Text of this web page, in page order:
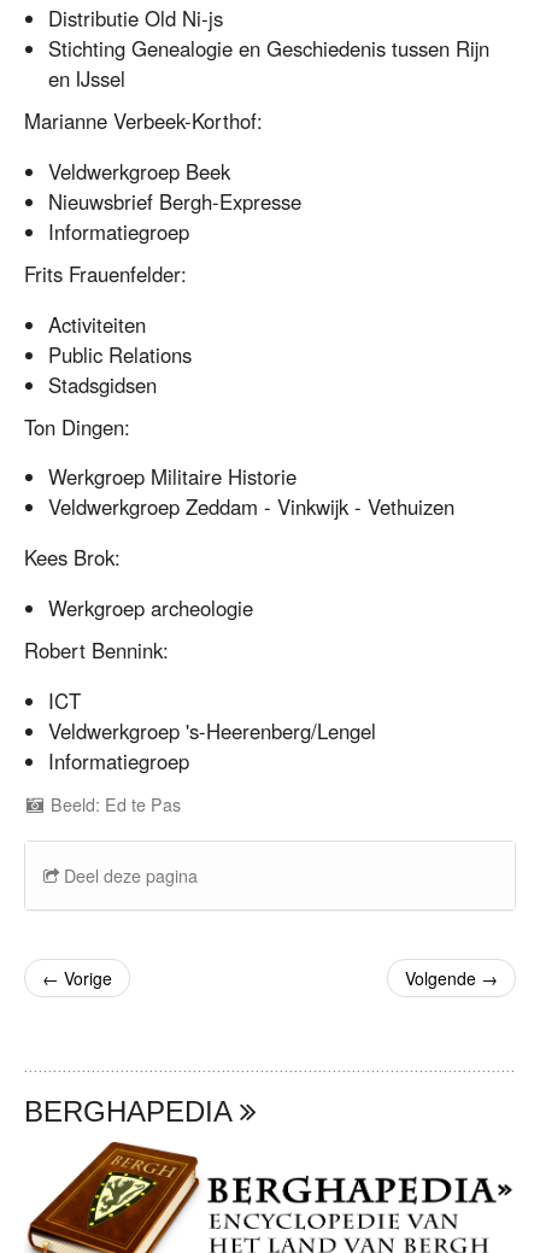
Distributie Old Ni-js
Stichting Genealogie en Geschiedenis tussen Rijn
en IJssel
Marianne Verbeek-Korthof:
Veldwerkgroep Beek
Nieuwsbrief Bergh-Expresse
Informatiegroep
Frits Frauenfelder:
Activiteiten
Public Relations
Stadsgidsen
Ton Dingen:
Werkgroep Militaire Historie
Veldwerkgroep Zeddam - Vinkwijk - Vethuizen
Kees Brok:
Werkgroep archeologie
Robert Bennink:
ICT
Veldwerkgroep 's-Heerenberg/Lengel
Informatiegroep
Beeld: Ed te Pas
Deel deze pagina
← Vorige Volgende →
BERGHAPEDIA